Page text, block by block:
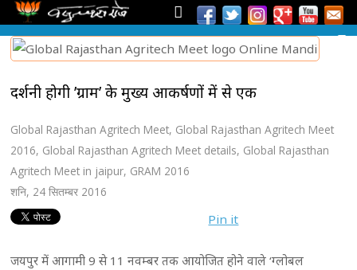
प्रदर्शनी होगी ’ग्राम’ के मुख्य आकर्षणों में से एक
Global Rajasthan Agritech Meet, Global Rajasthan Agritech Meet
2016, Global Rajasthan Agritech Meet details, Global Rajasthan
Agritech Meet in jaipur, GRAM 2016
शनि, 24 सितम्बर 2016
Pin it
जयपुर में आगामी 9 से 11 नवम्बर तक आयोजित होने वाले ‘ग्लोबल